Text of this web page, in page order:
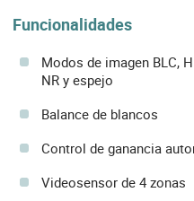
Funcionalidades
Modos de imagen BLC,
NR y espejo
Balance de blancos
Control de ganancia
Videosensor de 4 zonas